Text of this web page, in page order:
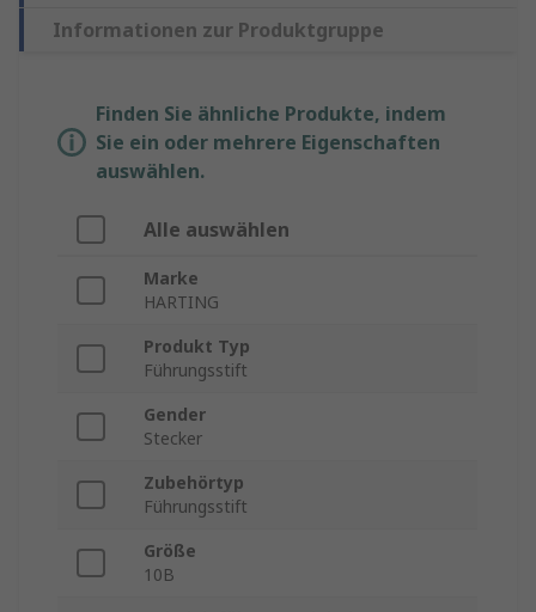
Informationen zur Produktgruppe
Finden Sie ähnliche Produkte, indem
Sie ein oder mehrere Eigenschaften
auswählen.
Alle auswählen
Marke
HARTING
Produkt Typ
Führungsstift
Gender
Stecker
Zubehörtyp
Führungsstift
Größe
10B